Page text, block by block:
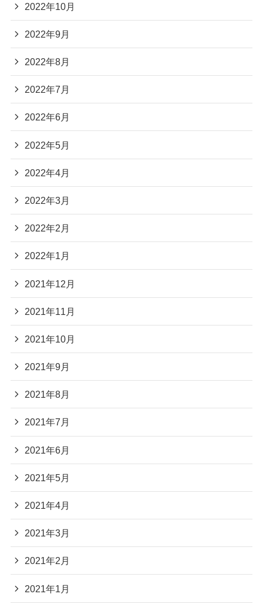
2022年10月
2022年9月
2022年8月
2022年7月
2022年6月
2022年5月
2022年4月
2022年3月
2022年2月
2022年1月
2021年12月
2021年11月
2021年10月
2021年9月
2021年8月
2021年7月
2021年6月
2021年5月
2021年4月
2021年3月
2021年2月
2021年1月